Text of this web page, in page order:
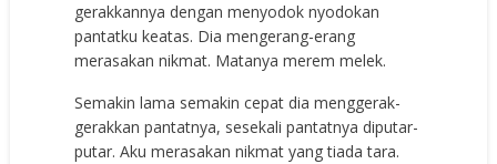
gerakkannya dengan menyodok nyodokan
pantatku keatas. Dia mengerang-erang
merasakan nikmat. Matanya merem melek.
Semakin lama semakin cepat dia menggerak-
gerakkan pantatnya, sesekali pantatnya diputar-
putar. Aku merasakan nikmat yang tiada tara.